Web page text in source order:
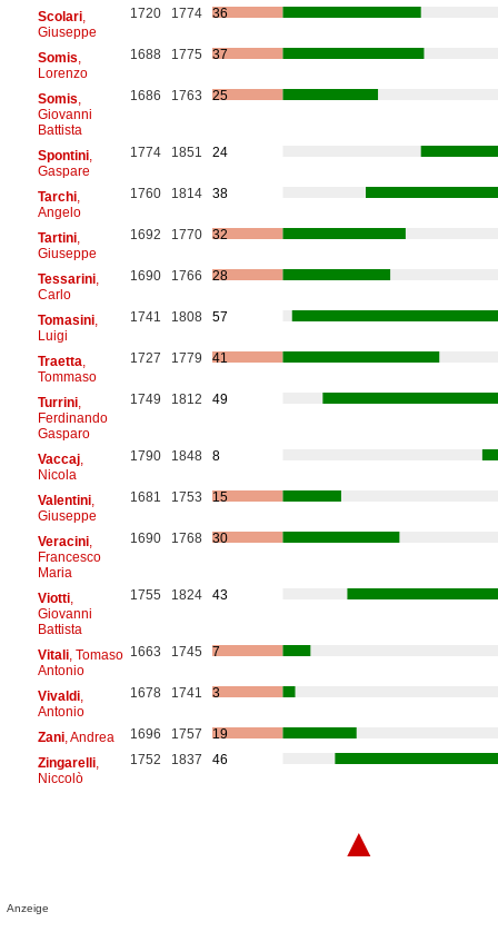
Scolari,
Giuseppe
1720 1774 36
Somis
Lorenzo
1688 1775 37
Somis
Giovanni
Battista
1686 1763 25
Spontini,
Gaspare
1774 1851 24
Tarchi,
Angelo
1760 1814 38
Tartini,
Giuseppe
1692 1770 32
Tessarini,
Carlo
1690 1766 28
Tomasini,
Luigi
1741 1808 57
Traetta
Tommaso
1727 1779 41
Turrini,
Ferdinando
Gasparo
1749 1812 49
Vaccaj,
Nicola
1790 1848 8
Valentini,
Giuseppe
1681 1753 15
Veracini,
Francesco
Maria
1690 1768 30
Viotti,
Giovanni
Battista
1755 1824 43
Vitali, Tomaso
Antonio
1663 1745 7
Vivaldi,
Antonio
1678 1741 3
Zani, Andrea 1696 1757
19
Zingarelli,
Niccolò
1752 1837 46
▲
Anzeige